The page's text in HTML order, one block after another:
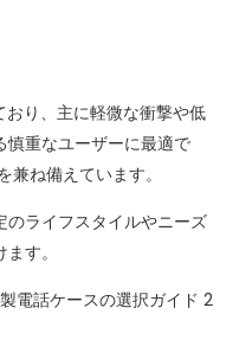
おり、主に軽微な衝撃や低
慎重なユーザーに最適で
ね備えています。
のライフスタイルやニーズ
す。